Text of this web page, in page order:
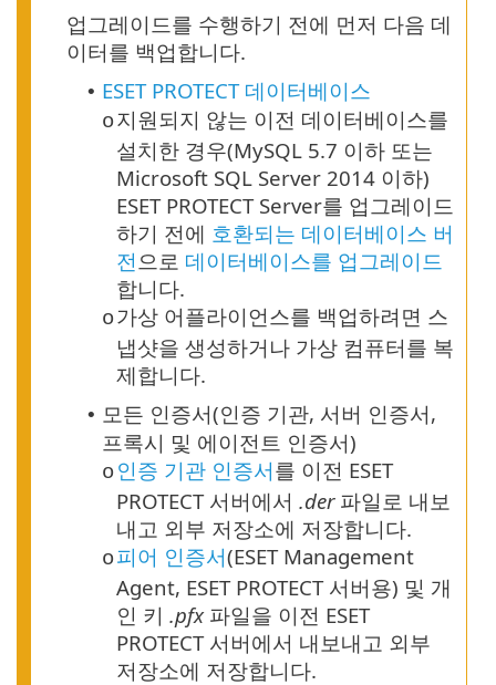
업그레이드를 수행하기 전에 먼저 다음 데
이터를 백업합니다.
• ESET PROTECT 데이터베이스
o지원되지 않는 이전 데이터베이스를
설치한 경우(MySQL 5.7 이하 또는
Microsoft SQL Server 2014 이하)
ESET PROTECT Server를 업그레이드
하기 전에 호환되는 데이터베이스 버
전 으로 데이터베이스를 업그레이드
합니다.
o가상 어플라이언스를 백업하려면 스
냅샷을 생성하거나 가상 컴퓨터를 복
제합니다.
• 모든 인증서(인증 기관, 서버 인증서,
프록시 및 에이전트 인증서)
o인증 기관 인증서를 이전 ESET
PROTECT 서버에서 .der파일로 내보
내고 외부 저장소에 저장합니다.
o피어 인증서(ESET Management
Agent, ESET PROTECT 서버용) 및 개
인 키 .pfx파일을 이전 ESET
PROTECT 서버에서 내보내고 외부
저장소에 저장합니다.